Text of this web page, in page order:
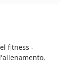
fitness -